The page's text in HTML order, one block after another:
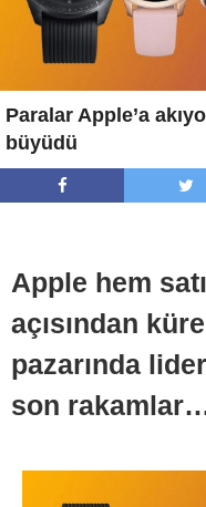
Paralar Apple’a
büyüdü
Apple hem
açısından
pazarında
son